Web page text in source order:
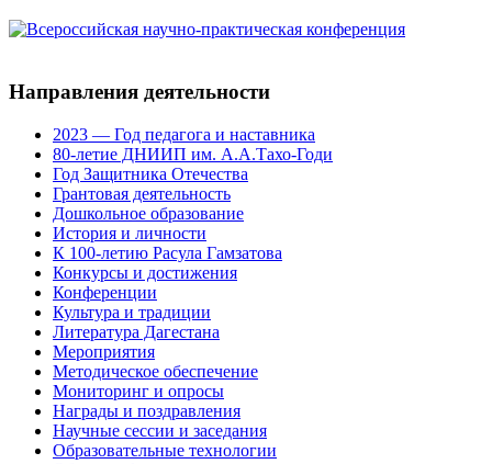
Направления деятельности
2023 — Год педагога и наставника
80-летие ДНИИП им. А.А.Тахо-Годи
Год Защитника Отечества
Грантовая деятельность
Дошкольное образование
История и личности
К 100-летию Расула Гамзатова
Конкурсы и достижения
Конференции
Культура и традиции
Литература Дагестана
Мероприятия
Методическое обеспечение
Мониторинг и опросы
Награды и поздравления
Научные сессии и заседания
Образовательные технологии